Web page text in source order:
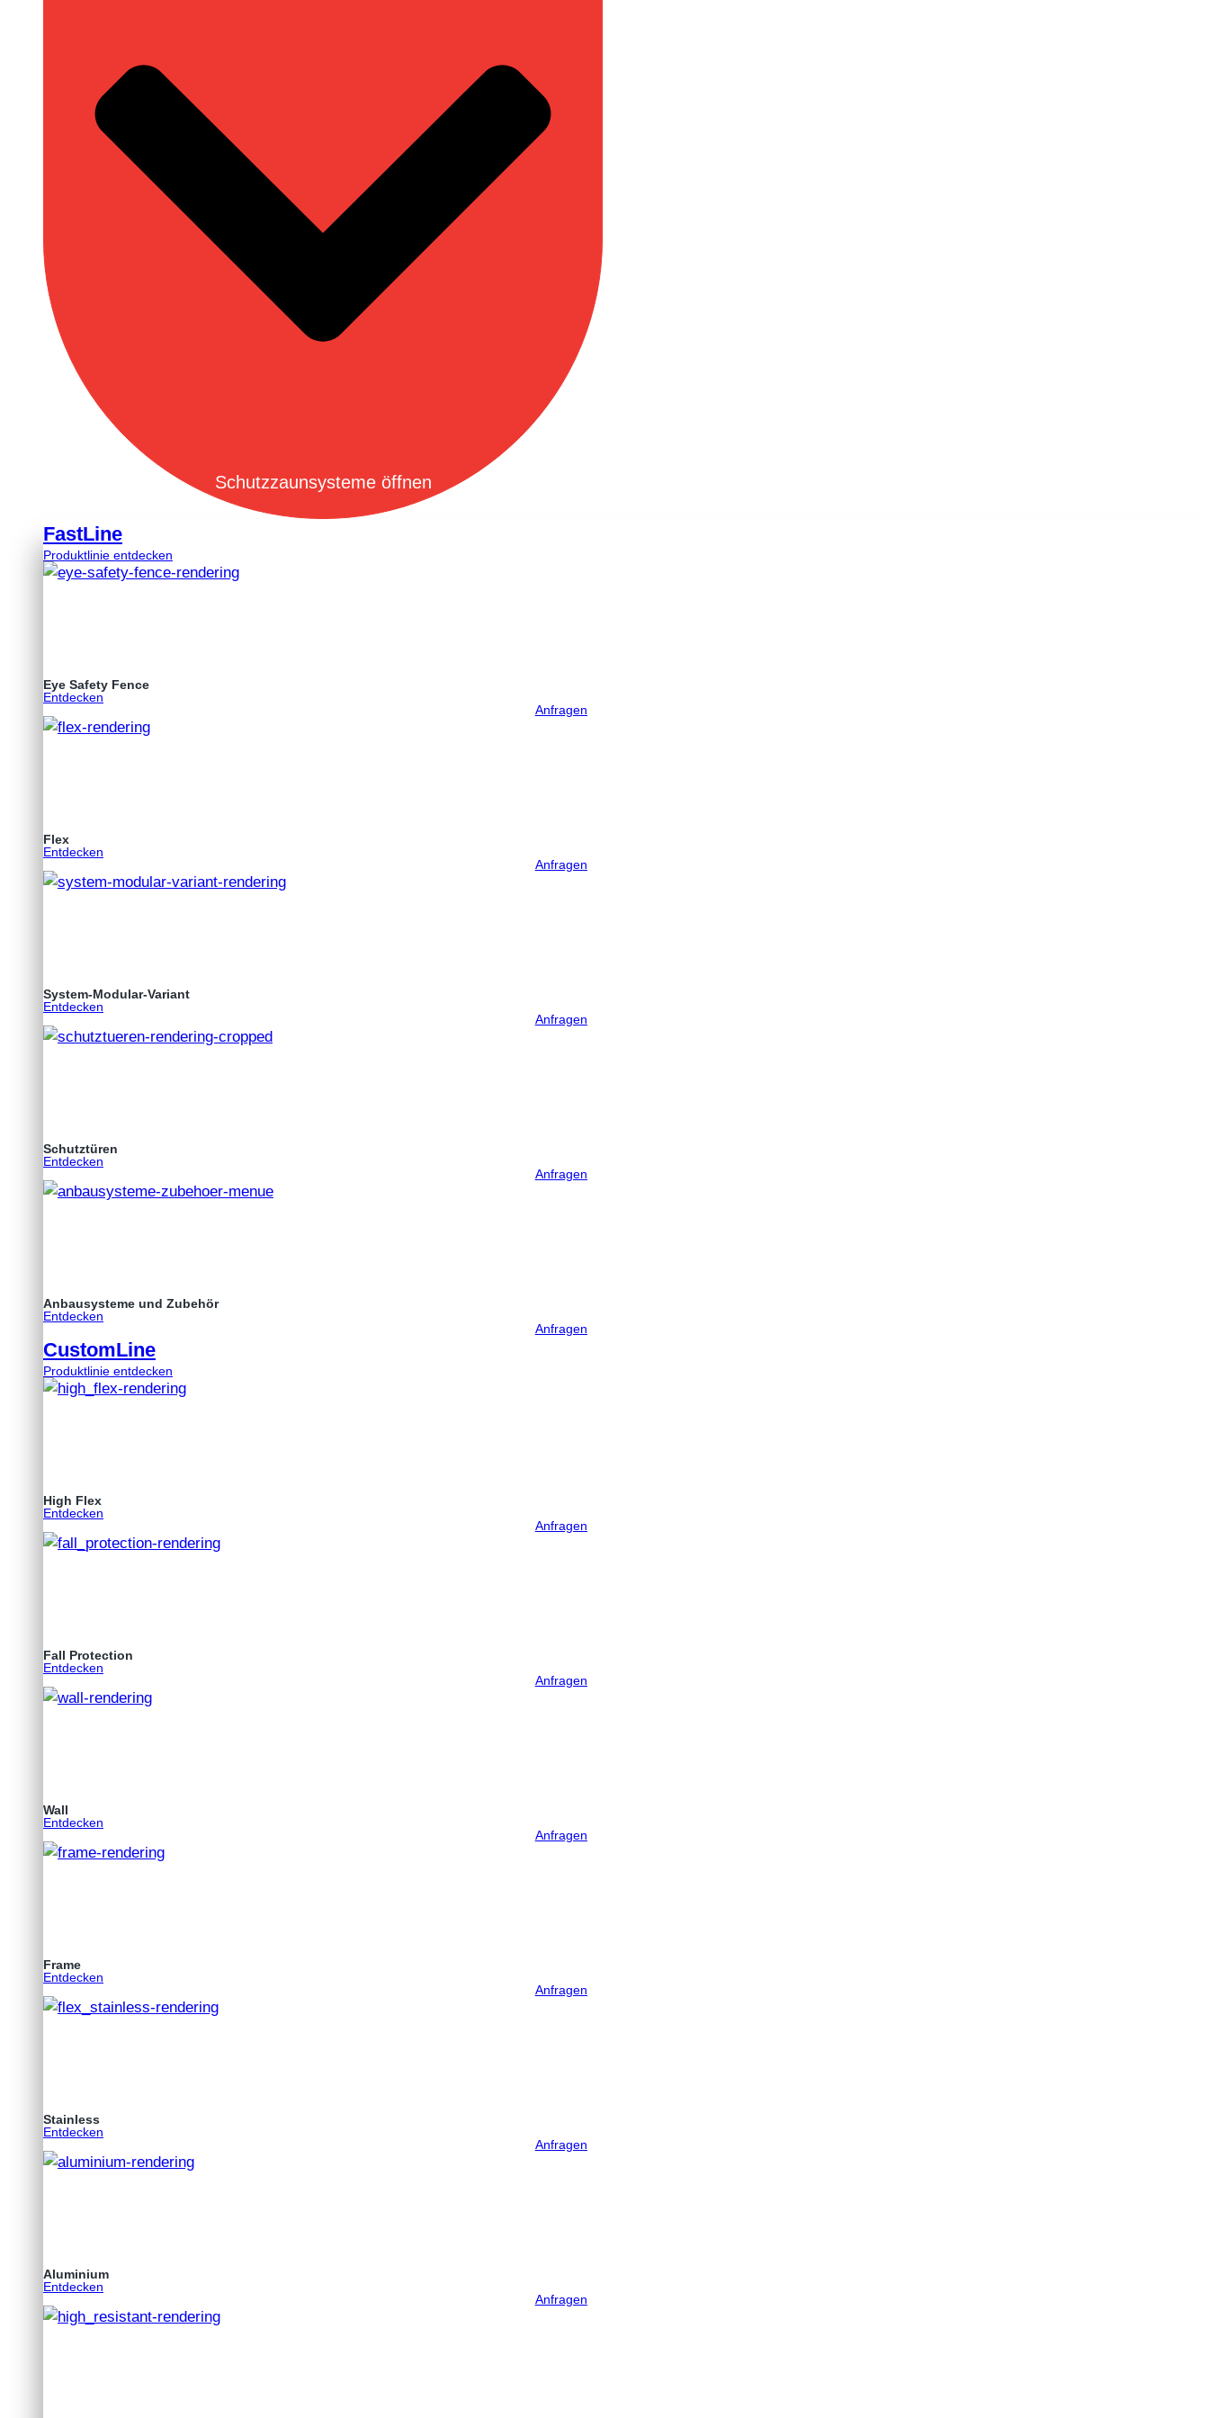
Schutzzaunsysteme öffnen
FastLine
Produktlinie entdecken
Eye Safety Fence
Entdecken
Anfragen
Flex
Entdecken
Anfragen
System-Modular-Variant
Entdecken
Anfragen
Schutztüren
Entdecken
Anfragen
Anbausysteme und Zubehör
Entdecken
Anfragen
CustomLine
Produktlinie entdecken
High Flex
Entdecken
Anfragen
Fall Protection
Entdecken
Anfragen
Wall
Entdecken
Anfragen
Frame
Entdecken
Anfragen
Stainless
Entdecken
Anfragen
Aluminium
Entdecken
Anfragen